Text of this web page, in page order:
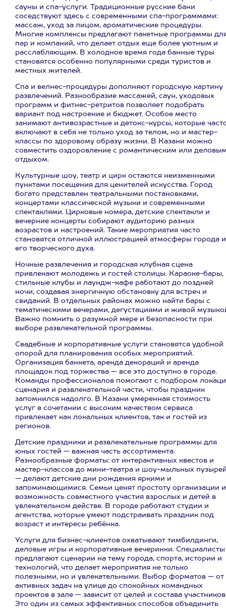
сауны и спа-услуги. Традиционные русские бани
соседствуют здесь с современными спа-программами:
массаж, уход за лицом, ароматические процедуры.
Многие комплексы предлагают пакетные программы
пар и компаний, что делает отдых еще более уютным и
расслабляющим. В холодное время года банные туры
становятся особенно популярными среди туристов и
местных жителей.
Спа и велнес-процедуры дополняют городскую картину
развлечений. Разнообразие массажей, саун, уходовых
программ и фитнес-ретритов позволяет подобрать
вариант под настроение и бюджет. Особое место
занимают антивозрастные и детокс-курсы, которые
включают в себя не только уход за телом, но и мастер-
классы по здоровому образу жизни. В Казани можно
совместить оздоровление с романтическим или
отдыхом.
Культурные шоу, театр и цирк остаются неизменными
пунктами посещения для ценителей искусства. Город
богато представлен театральными постановками,
концертами классической музыки и современными
спектаклями. Цирковые номера, детские спектакли и
вечерние концерты собирают аудиторию разных
возрастов и настроений. Такие мероприятия часто
становятся отличной иллюстрацией атмосферы города и
его творческого духа.
Ночные развлечения и городская клубная сцена
привлекают молодежь и гостей столицы. Караоке-бары,
стильные клубы и лаундж-кафе работают до поздней
ночи, создавая энергичную обстановку для встреч и
свиданий. В отдельных районах можно найти бары с
тематическими вечерами, дегустациями и живой
Важно помнить о разумной мере и безопасности при
выборе развлекательной программы.
Свадебные и корпоративные услуги становятся удобной
опорой для планирования особых мероприятий.
Организация банкета, аренда декораций и аренда
площадок под торжества — все это доступно в городе.
Команды профессионалов помогают с подбором
сценария и развлекательной части, чтобы праздник
запомнился надолго. В Казани умеренная стоимость
услуг в сочетании с высоким качеством сервиса
привлекает как локальных клиентов, так и гостей из
регионов.
Детские праздники и развлекательные программы для
юных гостей — важная часть ассортимента.
Разнообразные форматы: от интерактивных квестов и
мастер-классов до мини-театра и шоу-мыльных
— делают детские дни рождения яркими и
запоминающимися. Семьи ценят простоту организации и
возможность совместного участия взрослых и детей в
увлекательном действе. В городе работают студии и
агентства, которые умеют подстраивать праздник под
возраст и интересы ребёнка.
Услуги для бизнес-клиентов охватывают тимбилдинги,
деловые игры и корпоративные вечеринки. Специалисты
предлагают сценарии на тему города, спорта, истории и
технологий, что делает мероприятия не только
полезными, но и увлекательными. Выбор форматов — от
активных задач на улице до спокойных командных
проектов в зале — зависит от целей и состава
Это один из самых эффективных способов объединить